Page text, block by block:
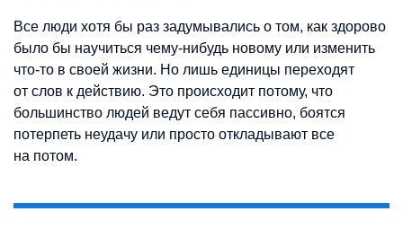
Все люди хотя бы раз задумывались о том, как здорово
было бы научиться чему-нибудь новому или изменить
что-то в своей жизни. Но лишь единицы переходят
от слов к действию. Это происходит потому, что
большинство людей ведут себя пассивно, боятся
потерпеть неудачу или просто откладывают все
на потом.